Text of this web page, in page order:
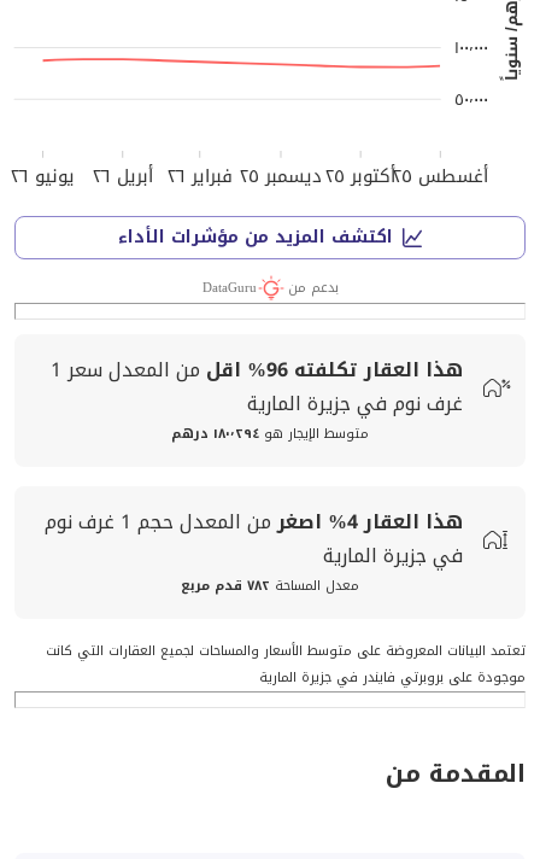
أغسطس ٢٥ أكتوبر ٢٥ ديسمبر ٢٥ فبراير ٢٦ أبريل ٢٦ يونيو ٢٦
درهم/ سنوياً
٥٠٬٠٠٠
١٠٠٬٠٠٠
اكتشف المزيد من مؤشرات الأداء
بدعم من DataGuru
هذا العقار تكلفته96% اقل من المعدلسعر 1
غرف نوم في جزيرة المارية
متوسط الإيجار هو ١٨٠٬٢٩٤ درهم
هذا العقار4% اصغرمن المعدلحجم
1 غرف نوم
في جزيرة المارية
معدل المساحة ٧٨٢ قدم مربع
تعتمد البيانات المعروضة على متوسط الأسعار والمساحات لجميع العقارات التي كانت
موجودة على بروبرتي فايندر في جزيرة المارية
المقدمة من